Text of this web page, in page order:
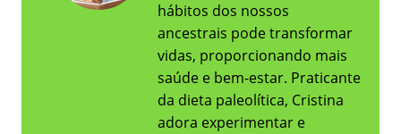
hábitos dos nossos
ancestrais pode transformar
vidas, proporcionando mais
saúde e bem-estar. Praticante
da dieta paleolítica, Cristina
adora experimentar e